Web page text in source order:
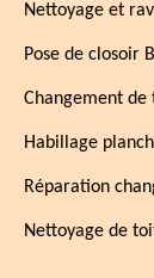
Nettoyage et
Pose de closoir
Changement
Habillage
Réparation
Nettoyage de